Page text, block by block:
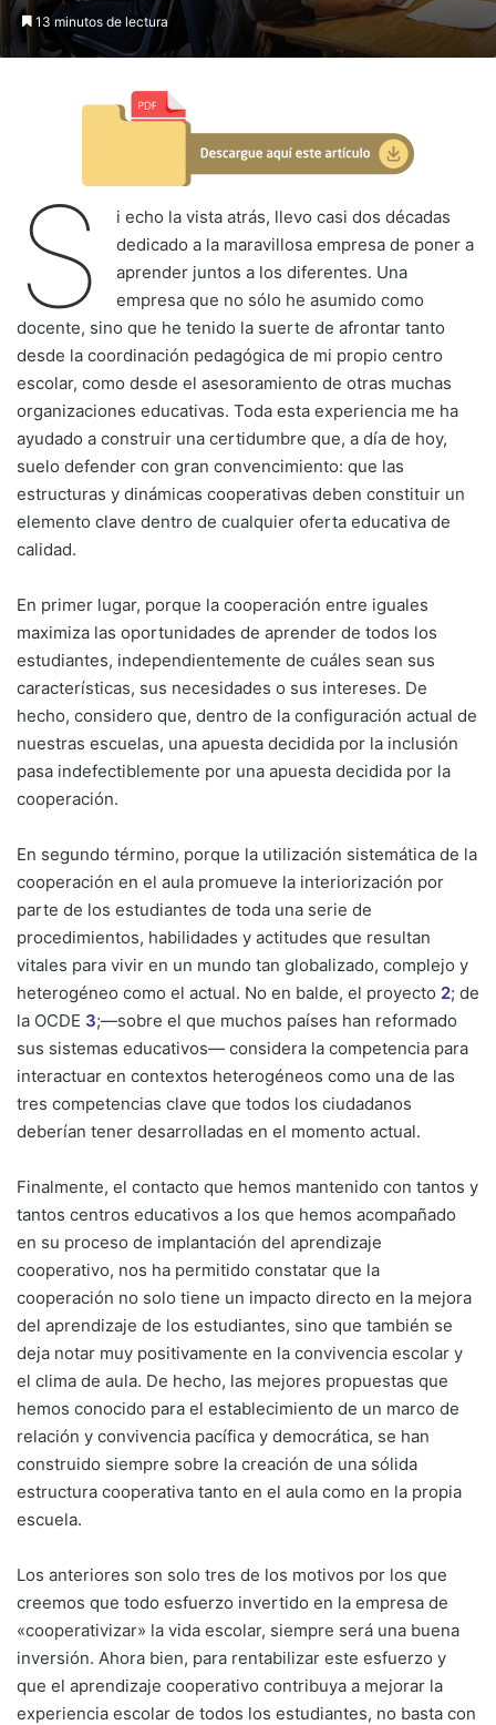
13 minutos de lectura
S
i echo la vista atrás, llevo casi dos décadas
dedicado a la maravillosa empresa de poner a
aprender juntos a los diferentes. Una
empresa que no sólo he asumido como
docente, sino que he tenido la suerte de afrontar tanto
desde la coordinación pedagógica de mi propio centro
escolar, como desde el asesoramiento de otras muchas
organizaciones educativas. Toda esta experiencia me ha
ayudado a construir una certidumbre que, a día de hoy,
suelo defender con gran convencimiento: que las
estructuras y dinámicas cooperativas deben constituir un
elemento clave dentro de cualquier oferta educativa de
calidad.
En primer lugar, porque la cooperación entre iguales
maximiza las oportunidades de aprender de todos los
estudiantes, independientemente de cuáles sean sus
características, sus necesidades o sus intereses. De
hecho, considero que, dentro de la configuración actual de
nuestras escuelas, una apuesta decidida por la inclusión
pasa indefectiblemente por una apuesta decidida por la
cooperación.
En segundo término, porque la utilización sistemática de la
cooperación en el aula promueve la interiorización por
parte de los estudiantes de toda una serie de
procedimientos, habilidades y actitudes que resultan
vitales para vivir en un mundo tan globalizado, complejo y
heterogéneo como el actual. No en balde, el proyecto 2; de
la OCDE 3;—sobre el que muchos países han reformado
sus sistemas educativos— considera la competencia para
interactuar en contextos heterogéneos como una de las
tres competencias clave que todos los ciudadanos
deberían tener desarrolladas en el momento actual.
Finalmente, el contacto que hemos mantenido con tantos y
tantos centros educativos a los que hemos acompañado
en su proceso de implantación del aprendizaje
cooperativo, nos ha permitido constatar que la
cooperación no solo tiene un impacto directo en la mejora
del aprendizaje de los estudiantes, sino que también se
deja notar muy positivamente en la convivencia escolar y
el clima de aula. De hecho, las mejores propuestas que
hemos conocido para el establecimiento de un marco de
relación y convivencia pacífica y democrática, se han
construido siempre sobre la creación de una sólida
estructura cooperativa tanto en el aula como en la propia
escuela.
Los anteriores son solo tres de los motivos por los que
creemos que todo esfuerzo invertido en la empresa de
«cooperativizar» la vida escolar, siempre será una buena
inversión. Ahora bien, para rentabilizar este esfuerzo y
que el aprendizaje cooperativo contribuya a mejorar la
experiencia escolar de todos los estudiantes, no basta con